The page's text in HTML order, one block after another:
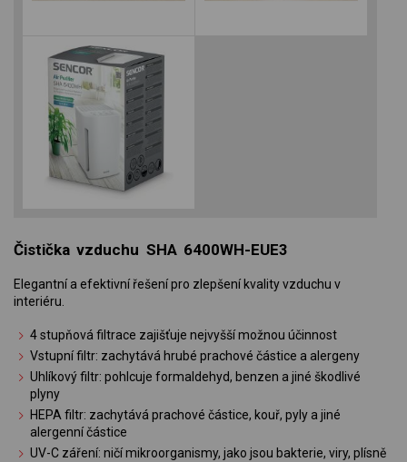
Čistička vzduchu SHA 6400WH-EUE3
Elegantní a efektivní řešení pro zlepšení kvality vzduchu v
interiéru.
4 stupňová filtrace zajišťuje nejvyšší možnou účinnost
Vstupní filtr: zachytává hrubé prachové částice a alergeny
Uhlíkový filtr: pohlcuje formaldehyd, benzen a jiné škodlivé
plyny
HEPA filtr: zachytává prachové částice, kouř, pyly a jiné
alergenní částice
UV-C záření: ničí mikroorganismy, jako jsou bakterie, viry, plísně